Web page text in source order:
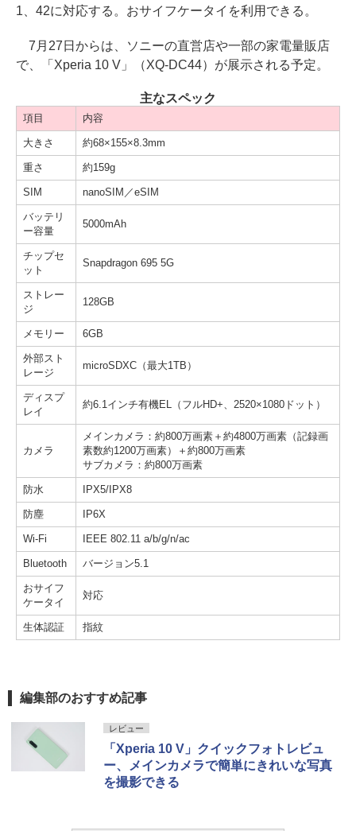
1、42に対応する。おサイフケータイを利用できる。
7月27日からは、ソニーの直営店や一部の家電量販店
で、「Xperia 10 V」（XQ-DC44）が展示される予定。
主なスペック
項目 内容
大きさ 約68×155×8.3mm
重さ 約159g
SIM nanoSIM／eSIM
バッテリ
ー容量
5000mAh
チップセ
ット
Snapdragon 695 5G
ストレー
ジ
128GB
メモリー 6GB
外部スト
レージ
microSDXC（最大1TB）
ディスプ
レイ
約6.1インチ有機EL（フルHD+、2520×1080ドット）
カメラ
メインカメラ：約800万画素＋約4800万画素（記録画
素数約1200万画素）＋約800万画素
サブカメラ：約800万画素
防水 IPX5/IPX8
防塵 IP6X
Wi-Fi IEEE 802.11 a/b/g/n/ac
Bluetooth バージョン5.1
おサイフ
ケータイ
対応
生体認証 指紋
編集部のおすすめ記事
レビュー
「Xperia 10 V」クイックフォトレビュ
ー、メインカメラで簡単にきれいな写真
を撮影できる